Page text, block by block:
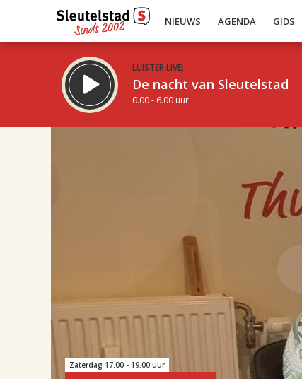
NIEUWS AGENDA GIDS
LUISTER LIVE:
De nacht van Sleutelstad
0.00 - 6.00 uur
Zaterdag 17.00 - 19.00 uur